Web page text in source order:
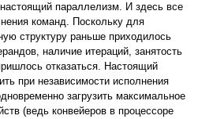
параллелизм. И здесь все
команд. Поскольку для
структуру раньше приходилось
наличие итераций, занятость
отказаться. Настоящий
при независимости исполнения
загрузить максимальное
(ведь конвейеров в процессоре